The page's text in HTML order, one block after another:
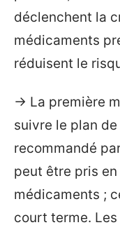
déclenchent la
médicaments
réduisent le
→ La première
suivre le plan
recommandé
peut être pris
médicaments ;
court terme.